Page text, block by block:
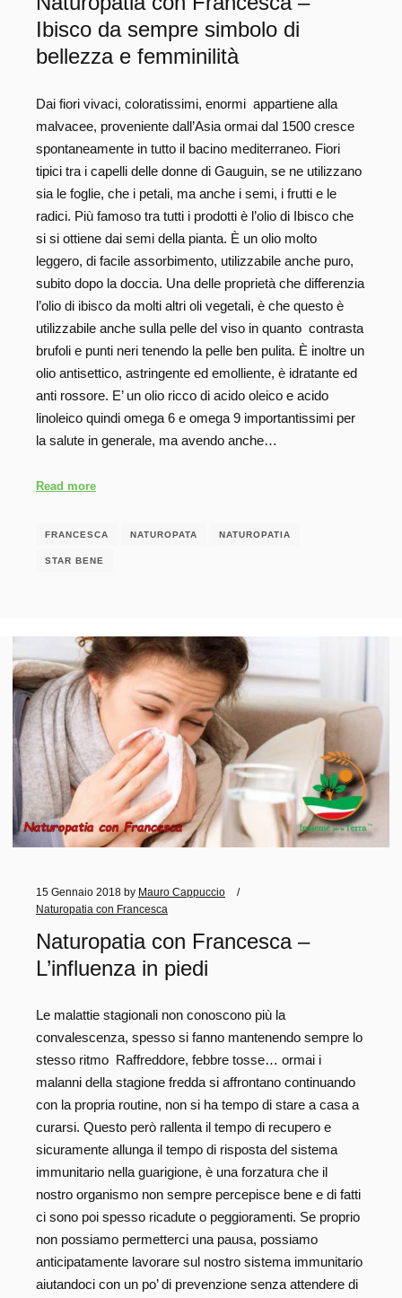
Ibisco da sempre simbolo di
bellezza e femminilità
Dai fiori vivaci, coloratissimi, enormi appartiene alla
malvacee, proveniente dall’Asia ormai dal 1500 cresce
spontaneamente in tutto il bacino mediterraneo. Fiori
tipici tra i capelli delle donne di Gauguin, se ne utilizzano
sia le foglie, che i petali, ma anche i semi, i frutti e le
radici. Più famoso tra tutti i prodotti è l’olio di Ibisco che
si si ottiene dai semi della pianta. È un olio molto
leggero, di facile assorbimento, utilizzabile anche puro,
subito dopo la doccia. Una delle proprietà che differenzia
l’olio di ibisco da molti altri oli vegetali, è che questo è
utilizzabile anche sulla pelle del viso in quanto contrasta
brufoli e punti neri tenendo la pelle ben pulita. È inoltre un
olio antisettico, astringente ed emolliente, è idratante ed
anti rossore. E’ un olio ricco di acido oleico e acido
linoleico quindi omega 6 e omega 9 importantissimi per
la salute in generale, ma avendo anche…
Read more
FRANCESCA NATUROPATA NATUROPATIA
STAR BENE
15 Gennaio 2018 by Mauro Cappuccio
Naturopatia con Francesca
Naturopatia con Francesca –
L’influenza in piedi
Le malattie stagionali non conoscono più la
convalescenza, spesso si fanno mantenendo sempre lo
stesso ritmo Raffreddore, febbre tosse… ormai i
malanni della stagione fredda si affrontano continuando
con la propria routine, non si ha tempo di stare a casa a
curarsi. Questo però rallenta il tempo di recupero e
sicuramente allunga il tempo di risposta del sistema
immunitario nella guarigione, è una forzatura che il
nostro organismo non sempre percepisce bene e di fatti
ci sono poi spesso ricadute o peggioramenti. Se proprio
non possiamo permetterci una pausa, possiamo
anticipatamente lavorare sul nostro sistema immunitario
aiutandoci con un po’ di prevenzione senza attendere di